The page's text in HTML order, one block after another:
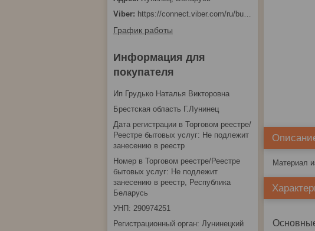
Материал
https://connect.viber.com/ru/business/1d480fbc-bd61-11ef-8513-eab83dfd23fa
График работы
Информация для
покупателя
Ип Грудько Наталья Викторовна
Брестская область Г.Лунинец
Дата регистрации в Торговом реестре/
Реестре бытовых услуг: Не подлежит
занесению в реестр
Номер в Торговом реестре/Реестре
бытовых услуг: Не подлежит
занесению в реестр, Республика
Беларусь
УНП: 290974251
Регистрационный орган: Лунинецкий